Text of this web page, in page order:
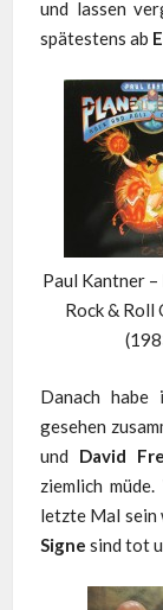
und lassen
spätestens ab
Paul Kantner
Rock & Roll
Danach habe
gesehen
und David
ziemlich
letzte Mal sein
Signe sind tot